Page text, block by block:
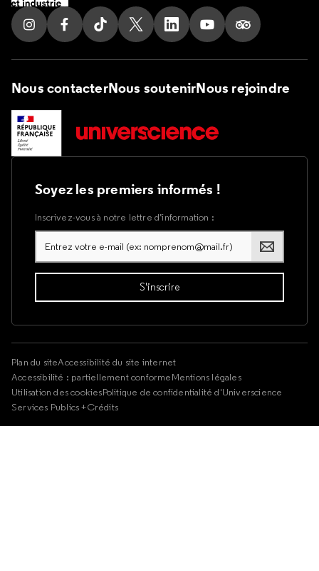
Suivez nous sur Instagram
Suivez nous sur Facebook
Suivez nous sur Tik Tok
Suivez nous sur X
Suivez nous sur LinkedIn
Suivez nous sur
Suivez nous
Nous contacterNous soutenirNous rejoindre
Soyez les premiers informés !
Inscrivez-vous à notre lettre d’information :
Plan du siteAccessibilité du site internet
Accessibilité : partiellement conformeMentions légales
Utilisation des cookiesPolitique de confidentialité d'Universcience
Services Publics +Crédits